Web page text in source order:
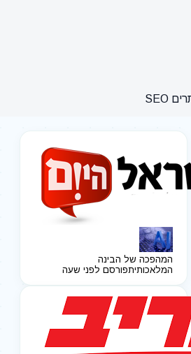
המהפכה של הבינה
המלאכותיתפורסם לפני שעה